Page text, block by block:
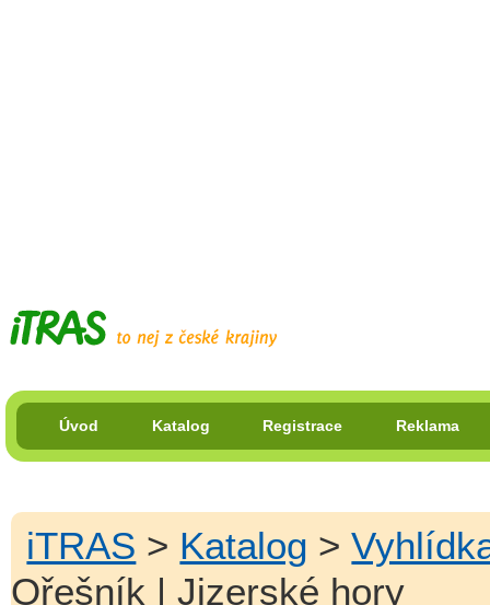
Úvod Katalog Registrace Reklama
iTRAS > Katalog >
Ořešník | Jizerské hory